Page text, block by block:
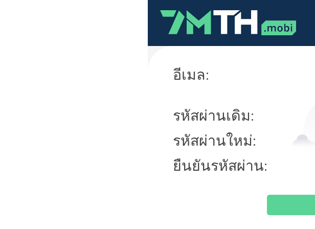
อีเมล:
รหัสผ่านเดิม:
รหัสผ่านใหม่:
ยืนยันรหัสผ่าน: